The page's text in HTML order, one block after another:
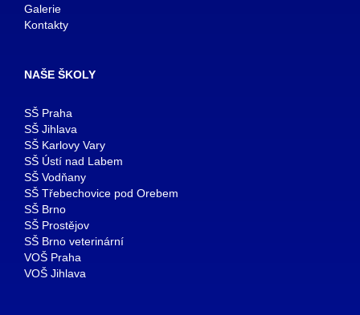
Galerie
Kontakty
NAŠE ŠKOLY
SŠ Praha
SŠ Jihlava
SŠ Karlovy Vary
SŠ Ústí nad Labem
SŠ Vodňany
SŠ Třebechovice pod Orebem
SŠ Brno
SŠ Prostějov
SŠ Brno veterinární
VOŠ Praha
VOŠ Jihlava